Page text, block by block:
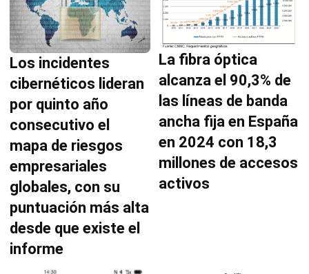
Los incidentes
cibernéticos lideran
por quinto año
consecutivo el
mapa de riesgos
empresariales
globales, con su
puntuación más alta
desde que existe el
informe
La fibra óptica
alcanza el 90,3% de
las líneas de banda
ancha fija en España
en 2024 con 18,3
millones de accesos
activos